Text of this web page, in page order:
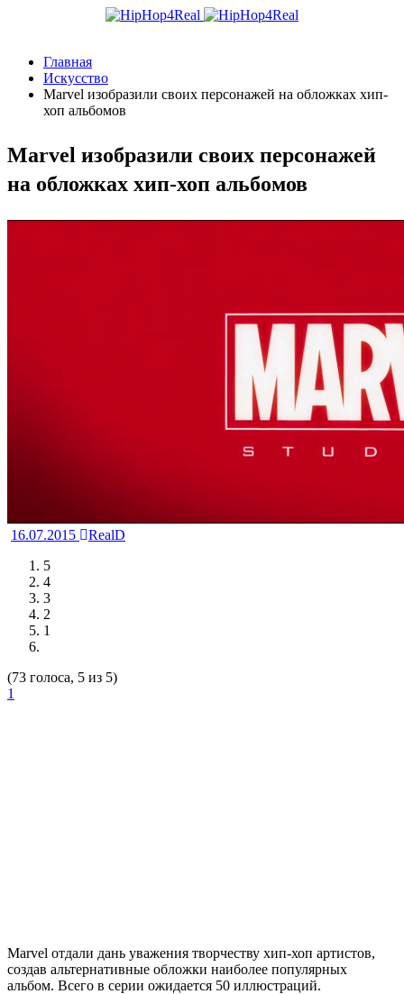
Главная
Искусство
Marvel изобразили своих персонажей на обложках хип-
хоп альбомов
Marvel изобразили своих персонажей
на обложках хип-хоп альбомов
16.07.2015
RealD
5
4
3
2
1
(73 голоса, 5 из 5)
1
Marvel отдали дань уважения творчеству хип-хоп артистов,
создав альтернативные обложки наиболее популярных
альбом. Всего в серии ожидается 50 иллюстраций.